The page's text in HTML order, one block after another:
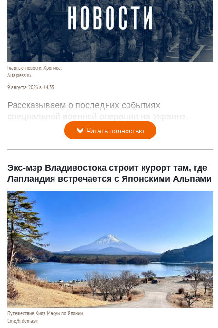
Главные новости. Хроника.
Altapress.ru.
9 августа 2026 в 14:35
Рассказываем о последних событиях
специальной военной операции на Украине.
Читать полностью
Экс-мэр Владивостока строит курорт там, где
Лапландия встречается с Японскими Альпами
Путешествие Хидэ Масуи по Японии.
t.me/hidemasui